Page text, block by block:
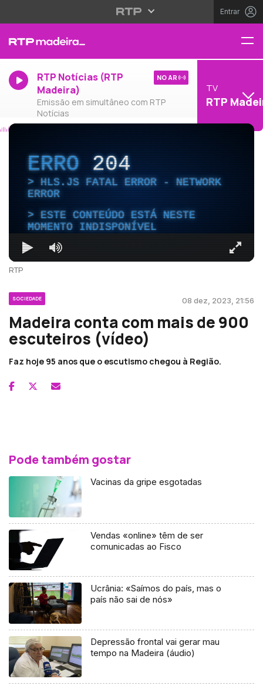
Entrar
RTP Notícias (RTP
Madeira)
Emissão em simultâneo com RTP
Notícias
NO AR
TV
RTP
ERRO204
HLS.JS FATAL ERROR - NETWORK
ERROR
ESTE CONTEÚDO ESTÁ NESTE
MOMENTO INDISPONÍVEL
RTP
SOCIEDADE 08 dez, 2023, 21:56
Madeira conta com mais de 900
escuteiros (vídeo)
Faz hoje 95 anos que o escutismo chegou à Região.
Pode também gostar
Vacinas da gripe esgotadas
Vendas «online» têm de ser
comunicadas ao Fisco
Ucrânia: «Saímos do país, mas o
país não sai de nós»
Depressão frontal vai gerar mau
tempo na Madeira (áudio)